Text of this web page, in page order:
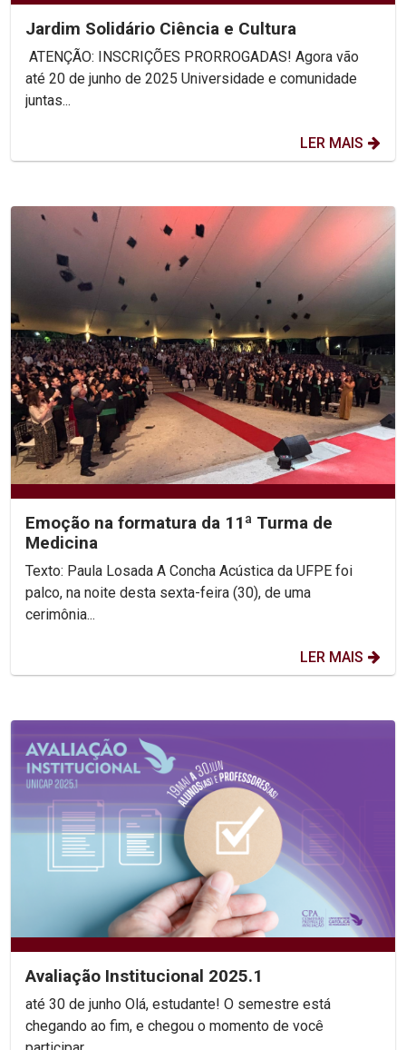
Jardim Solidário Ciência e Cultura
ATENÇÃO: INSCRIÇÕES PRORROGADAS! Agora vão
até 20 de junho de 2025 Universidade e comunidade
juntas...
LER MAIS
Emoção na formatura da 11ª Turma de
Medicina
Texto: Paula Losada A Concha Acústica da UFPE foi
palco, na noite desta sexta-feira (30), de uma
cerimônia...
LER MAIS
Avaliação Institucional 2025.1
até 30 de junho Olá, estudante! O semestre está
chegando ao fim, e chegou o momento de você